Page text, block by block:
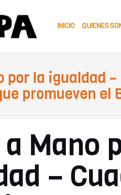
INICIO QUIENES
por la igualdad
promueven el
Mano
–